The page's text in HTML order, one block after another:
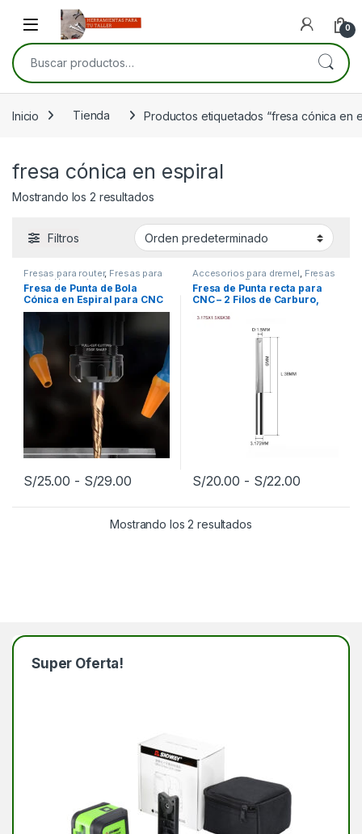
Skip to navigation
Skip to content
Open 0
Buscar por:
Inicio Tienda Productos etiquetados “fresa cónica en
fresa cónica en espiral
Mostrando los 2 resultados
Filtros
Fresas para router, Fresas para
router Herramientas para
carpintería
Fresa de Punta de Bola
Cónica en Espiral para CNC
– 2 Filos de Carburo, Vástago
de 4mm, 6mm y 8mm
S/25.00 - S/29.00Rango de precios: desde S/25.00
Este producto tiene múltiples variantes. Las opciones se
Accesorios para dremel, Fresas
para router,Fresas para router
Herramientas para carpintería
Fresa de Punta recta para
CNC – 2 Filos de Carburo,
y 8mm
S/20.00 - S/22.00Rango de
Este producto tiene múltiples
Mostrando los 2 resultados
Super Oferta!